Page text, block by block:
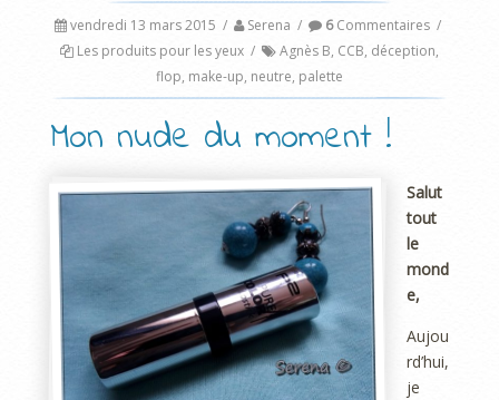
vendredi 13 mars 2015 / Serena / 6Commentaires /
Les produits pour les yeux / Agnès B, CCB, déception,
flop, make-up, neutre, palette
Mon nude du moment !
Salut
tout
le
mond
e,
Aujou
rd’hui,
je